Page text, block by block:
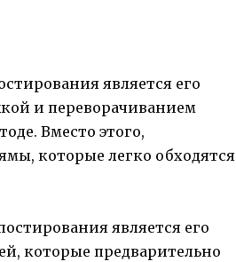
является его
и переворачиванием
Вместо этого,
которые легко обходятся
является его
которые предварительно